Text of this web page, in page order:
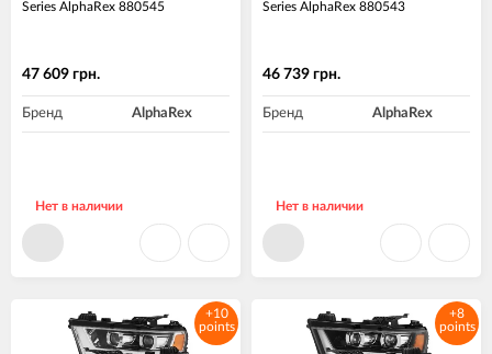
Series AlphaRex 880545
47 609 грн.
Бренд AlphaRex
Нет в наличии
Series AlphaRex 880543
46 739 грн.
Бренд AlphaRex
Нет в наличии
+10
points
+8
points